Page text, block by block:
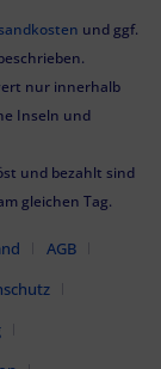
und ggf.
nur innerhalb
Inseln und
und bezahlt sind
gleichen Tag.
AGB